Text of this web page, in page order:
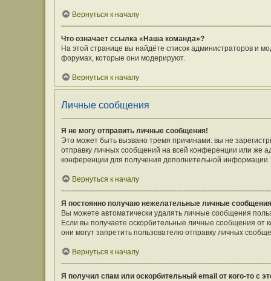
Вернуться к началу
Что означает ссылка «Наша команда»?
На этой странице вы найдёте список администраторов и
форумах, которые они модерируют.
Вернуться к началу
Личные сообщения
Я не могу отправить личные сообщения!
Это может быть вызвано тремя причинами: вы не
отправку личных сообщений на всей конференции или же
конференции для получения дополнительной информации.
Вернуться к началу
Я постоянно получаю нежелательные личные
Вы можете автоматически удалять личные сообщения
Если вы получаете оскорбительные личные сообщения от
они могут запретить пользователю отправку личных
Вернуться к началу
Я получил спам или оскорбительный email от кого-то с